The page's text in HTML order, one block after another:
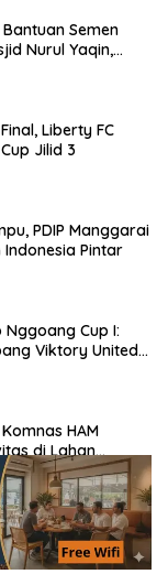
Semen
Nurul Yaqin,
Liberty FC
Jilid 3
PDIP Manggarai
Pintar
Nggoang Cup I:
Viktory United
HAM
di Lahan
Panen Medali
2026